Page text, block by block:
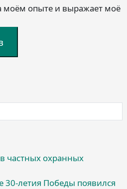
моём опыте и выражает моё
частных охранных
30-летия Победы появился